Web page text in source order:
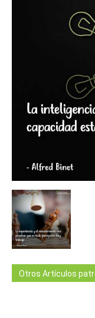
Otros Artículos